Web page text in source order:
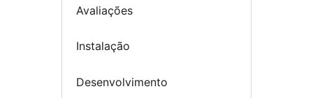
Avaliações
Instalação
Desenvolvimento